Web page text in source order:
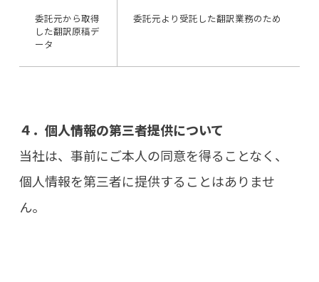
委託元から取得
した翻訳原稿デ
ータ
委託元より受託した翻訳業務のため
４．個人情報の第三者提供について
当社は、事前にご本人の同意を得ることなく、
個人情報を第三者に提供することはありませ
ん。